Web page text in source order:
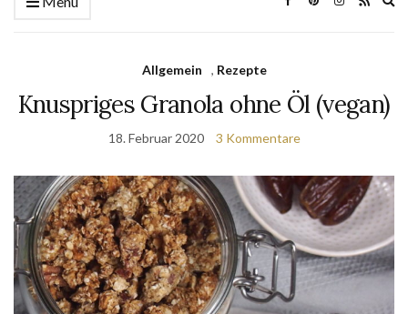
Allgemein , Rezepte
Knuspriges Granola ohne Öl (vegan)
18. Februar 2020 3 Kommentare